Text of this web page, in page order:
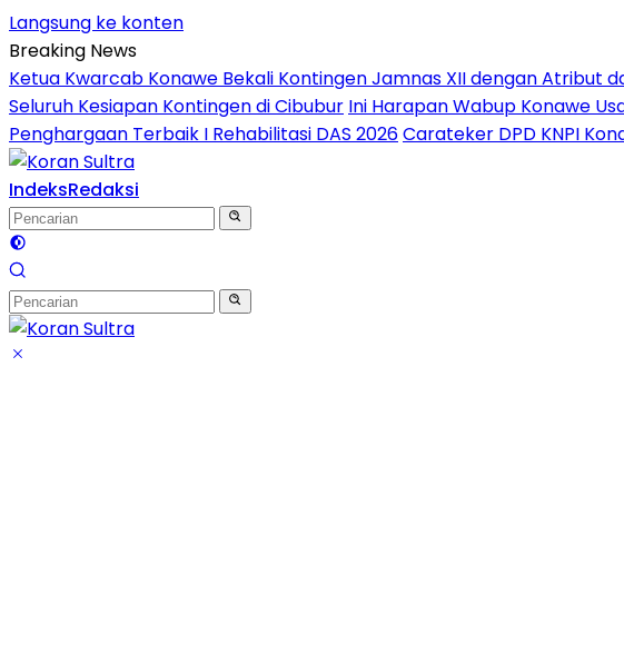
Langsung ke konten
Breaking News
Ketua Kwarcab Konawe Bekali Kontingen Jamnas XII dengan Atribut
Seluruh Kesiapan Kontingen di Cibubur Ini Harapan Wabup Konawe
Penghargaan Terbaik I Rehabilitasi DAS 2026Carateker DPD KNPI
IndeksRedaksi